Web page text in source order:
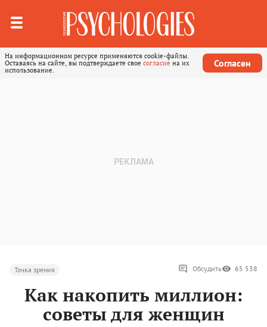
На информационном ресурсе применяются cookie-файлы.
Оставаясь на сайте, вы подтверждаете свое согласие на их
использование.
Согласен
Точка зрения Обсудить 65 538
Как накопить миллион:
советы для женщин